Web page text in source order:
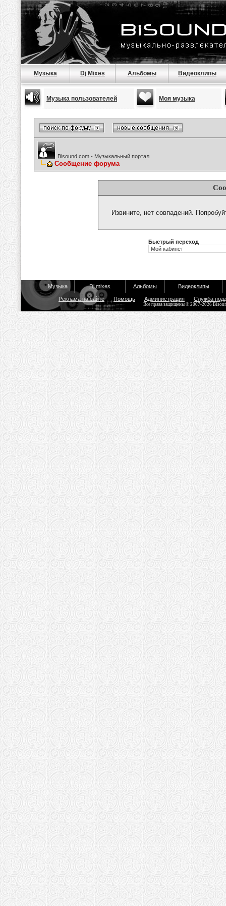
Музыка Dj Mixes Альбомы Видеоклипы
Музыка пользователей Моя музыка
Bisound.com - Музыкальный портал
Сообщение форума
Извините, нет совпадений.
Быстрый переход
Музыка Dj mixes Альбомы Видеоклипы
Реклама на сайте Помощь Администрация Служба
Все права защищены © 2007-2026